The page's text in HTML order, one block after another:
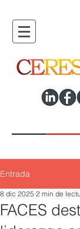
Entrada
FACES
8 dic 2025 2 min de